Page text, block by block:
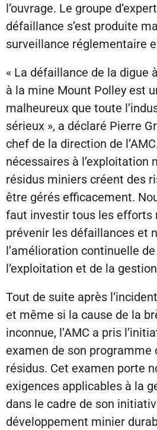
l’ouvrage. Le groupe
défaillance s’est produite
surveillance réglementaire
« La défaillance de la digue
à la mine Mount Polley est
malheureux que toute
sérieux », a déclaré Pierre
chef de la direction de
nécessaires à l’exploitation
résidus miniers créent des
être gérés efficacement.
faut investir tous les efforts
prévenir les défaillances et
l’amélioration continuelle
l’exploitation et de la
Tout de suite après
et même si la cause de la
inconnue, l’AMC a pris
examen de son programme
résidus. Cet examen porte
exigences applicables à la
dans le cadre de son
développement minier